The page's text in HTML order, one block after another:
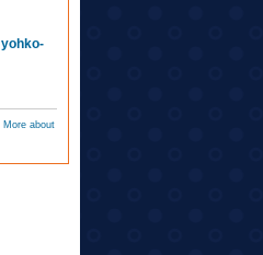
yohko-
More about